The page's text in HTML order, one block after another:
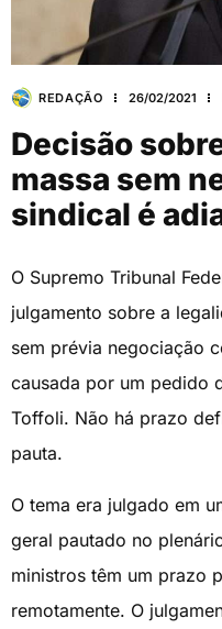
REDAÇÃO 26/02/2021
Decisão
massa sem
sindical é
O Supremo Tribunal
julgamento sobre a
sem prévia negociação
causada por um pedido
Toffoli. Não há prazo
pauta.
O tema era julgado em
geral pautado no
ministros têm um prazo
remotamente. O